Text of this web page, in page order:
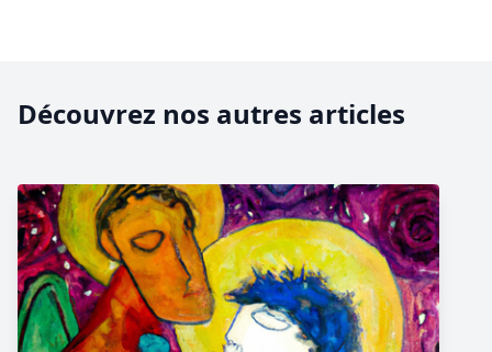
Découvrez nos autres articles